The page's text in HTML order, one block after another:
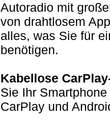
Autoradio mit
von drahtlosem
alles, was Sie für
benötigen.
Kabellose
Sie Ihr
CarPlay und